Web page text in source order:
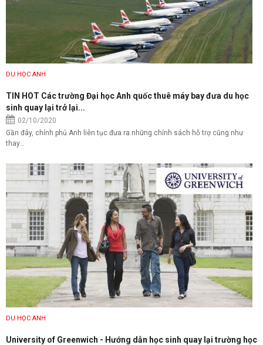
DU HỌC ANH
TIN HOT Các trường Đại học Anh quốc thuê máy bay đưa du học
sinh quay lại trở lại...
02/10/2020
Gần đây, chính phủ Anh liên tục đưa ra những chính sách hỗ trợ cũng như
thay...
DU HỌC ANH
University of Greenwich - Hướng dẫn học sinh quay lại trường học